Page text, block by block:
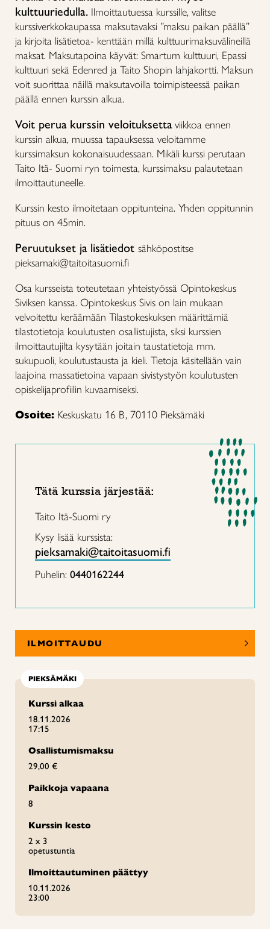
kulttuuriedulla. Ilmoittautuessa kurssille, valitse
kurssiverkkokaupassa maksutavaksi ”maksu paikan päällä”
ja kirjoita lisätietoa- kenttään millä kulttuurimaksuvälineillä
maksat. Maksutapoina käyvät: Smartum kulttuuri, Epassi
kulttuuri sekä Edenred ja Taito Shopin lahjakortti. Maksun
voit suorittaa näillä maksutavoilla toimipisteessä paikan
päällä ennen kurssin alkua.
Voit perua kurssin veloituksettaviikkoa ennen
kurssin alkua, muussa tapauksessa veloitamme
kurssimaksun kokonaisuudessaan. Mikäli kurssi perutaan
Taito Itä- Suomi ryn toimesta, kurssimaksu palautetaan
ilmoittautuneelle.
Kurssin kesto ilmoitetaan oppitunteina. Yhden oppitunnin
pituus on 45min.
Peruutukset ja lisätiedot sähköpostitse
pieksamaki@taitoitasuomi.fi
Osa kursseista toteutetaan yhteistyössä Opintokeskus
Siviksen kanssa. Opintokeskus Sivis on lain mukaan
velvoitettu keräämään Tilastokeskuksen määrittämiä
tilastotietoja koulutusten osallistujista, siksi kurssien
ilmoittautujilta kysytään joitain taustatietoja mm.
sukupuoli, koulutustausta ja kieli. Tietoja käsitellään vain
laajoina massatietoina vapaan sivistystyön koulutusten
opiskelijaprofiilin kuvaamiseksi.
Osoite: Keskuskatu 16 B, 70110 Pieksämäki
Tätä kurssia järjestää:
Taito Itä-Suomi ry
Kysy lisää kurssista:
pieksamaki@taitoitasuomi.fi
Puhelin: 0440162244
ILMOITTAUDU
PIEKSÄMÄKI
Kurssi alkaa
18.11.2026
17:15
Osallistumismaksu
29,00 €
Paikkoja vapaana
8
Kurssin kesto
2 x 3
opetustuntia
Ilmoittautuminen päättyy
10.11.2026
23:00